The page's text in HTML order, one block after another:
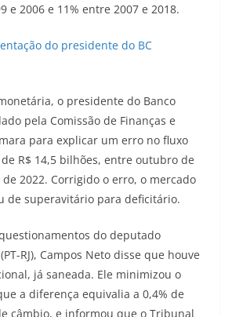
e 2006 e 11% entre 2007 e 2018.
do presidente do BC
o presidente do Banco
pela Comissão de Finanças e
para explicar um erro no fluxo
R$ 14,5 bilhões, entre outubro de
2022. Corrigido o erro, o mercado
de superavitário para deficitário.
do deputado
RJ), Campos Neto disse que houve
já saneada. Ele minimizou o
a diferença equivalia a 0,4% de
câmbio, e informou que o Tribunal